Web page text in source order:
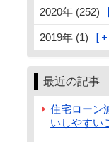
2020年 (252)
2019年 (1)
最近の記事
住宅ローン
いしやすい